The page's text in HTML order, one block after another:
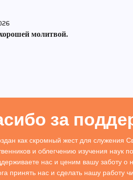
молитвой.
за
как скромный жест для служения
и облегчению изучения наук
нас и ценим вашу заботу
принять нас и сделать нашу работу